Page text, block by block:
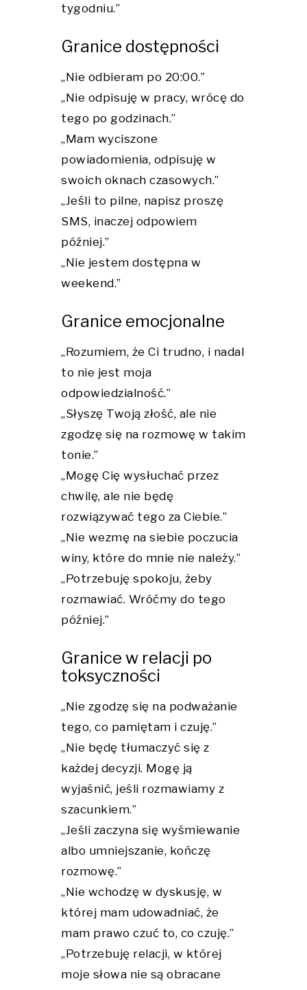
tygodniu.”
Granice dostępności
„Nie odbieram po 20:00.”
„Nie odpisuję w pracy, wrócę do
tego po godzinach.”
„Mam wyciszone
powiadomienia, odpisuję w
swoich oknach czasowych.”
„Jeśli to pilne, napisz proszę
SMS, inaczej odpowiem
później.”
„Nie jestem dostępna w
weekend.”
Granice emocjonalne
„Rozumiem, że Ci trudno, i nadal
to nie jest moja
odpowiedzialność.”
„Słyszę Twoją złość, ale nie
zgodzę się na rozmowę w takim
tonie.”
„Mogę Cię wysłuchać przez
chwilę, ale nie będę
rozwiązywać tego za Ciebie.”
„Nie wezmę na siebie poczucia
winy, które do mnie nie należy.”
„Potrzebuję spokoju, żeby
rozmawiać. Wróćmy do tego
później.”
Granice w relacji po
toksyczności
„Nie zgodzę się na podważanie
tego, co pamiętam i czuję.”
„Nie będę tłumaczyć się z
każdej decyzji. Mogę ją
wyjaśnić, jeśli rozmawiamy z
szacunkiem.”
„Jeśli zaczyna się wyśmiewanie
albo umniejszanie, kończę
rozmowę.”
„Nie wchodzę w dyskusję, w
której mam udowadniać, że
mam prawo czuć to, co czuję.”
„Potrzebuję relacji, w której
moje słowa nie są obracane